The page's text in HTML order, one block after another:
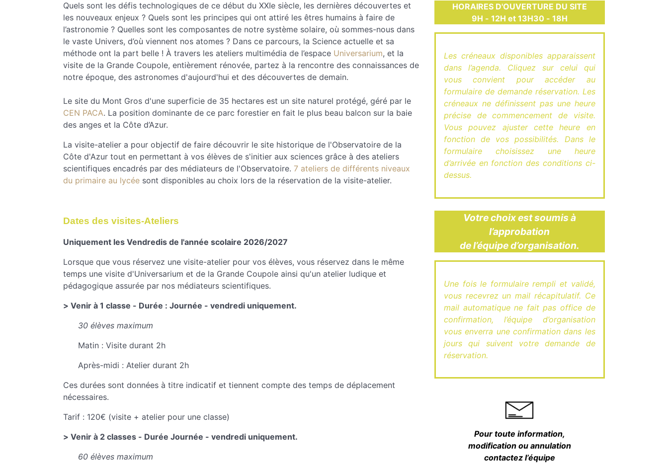
Quels sont les défis technologiques de ce début du XXIe siècle, les dernières découvertes et
les nouveaux enjeux ? Quels sont les principes qui ont attiré les êtres humains à faire de
l’astronomie ? Quelles sont les composantes de notre système solaire, où sommes-nous dans
le vaste Univers, d’où viennent nos atomes ? Dans ce parcours, la Science actuelle et sa
méthode ont la part belle ! À travers les ateliers multimédia de l’espace Universarium, et la
visite de la Grande Coupole, entièrement rénovée, partez à la rencontre des connaissances de
notre époque, des astronomes d'aujourd'hui et des découvertes de demain.
Le site du Mont Gros d'une superficie de 35 hectares est un site naturel protégé, géré par le
CEN PACA. La position dominante de ce parc forestier en fait le plus beau balcon sur la baie
des anges et la Côte d’Azur.
La visite-atelier a pour objectif de faire découvrir le site historique de l'Observatoire de la
Côte d'Azur tout en permettant à vos élèves de s'initier aux sciences grâce à des ateliers
scientifiques encadrés par des médiateurs de l'Observatoire. 7 ateliers de différents niveaux
du primaire au lycée sont disponibles au choix lors de la réservation de la visite-atelier.
Dates des visites-Ateliers
Uniquement les Vendredis de l'année scolaire 2026/2027
Lorsque que vous réservez une visite-atelier pour vos élèves, vous réservez dans le même
temps une visite d'Universarium et de la Grande Coupole ainsi qu'un atelier ludique et
pédagogique assurée par nos médiateurs scientifiques.
> Venir à 1 classe - Durée : Journée - vendredi uniquement.
30 élèves maximum
Matin : Visite durant 2h
Après-midi : Atelier durant 2h
Ces durées sont données à titre indicatif et tiennent compte des temps de déplacement
nécessaires.
Tarif : 120€ (visite + atelier pour une classe)
> Venir à 2 classes - Durée Journée - vendredi uniquement.
60 élèves maximum
HORAIRES D'OUVERTURE DU SITE
9H - 12H et 13H30 - 18H
Les créneaux disponibles apparaissent
dans l’agenda. Cliquez sur celui qui
vous convient pour accéder au
formulaire de demande réservation. Les
créneaux ne définissent pas une heure
précise de commencement de visite.
Vous pouvez ajuster cette heure en
fonction de vos possibilités. Dans le
formulaire choisissez une heure
d’arrivée en fonction des conditions ci-
dessus.
Votre choix est soumis à
l’approbation
de l’équipe d’organisation.
Une fois le formulaire rempli et validé,
vous recevrez un mail récapitulatif. Ce
mail automatique ne fait pas office de
confirmation, l’équipe d’organisation
vous enverra une confirmation dans les
jours qui suivent votre demande de
réservation.
Pour toute information,
modification ou annulation
contactez l’équipe